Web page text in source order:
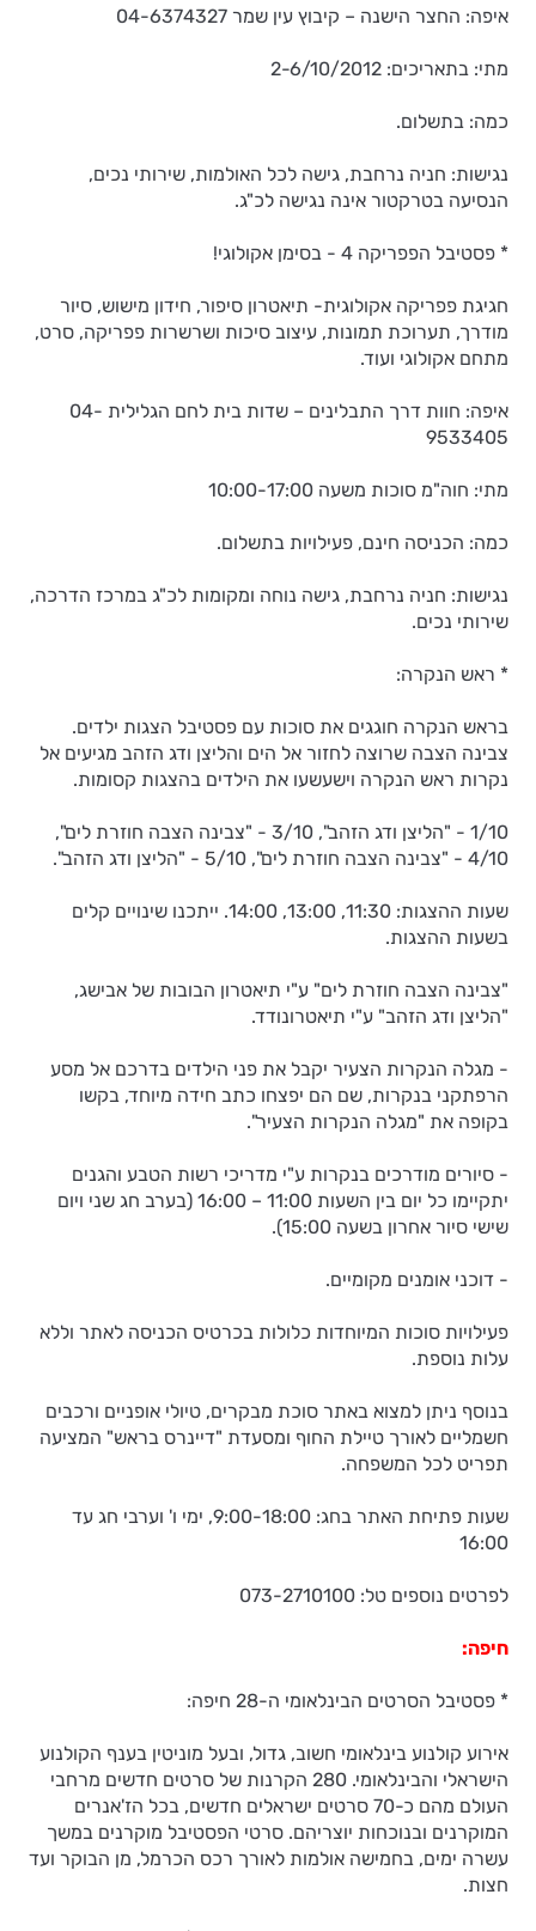
איפה: החצר הישנה – קיבוץ עין שמר 04-6374327
מתי: בתאריכים: 2-6/10/2012
כמה: בתשלום.
נגישות: חניה נרחבת, גישה לכל האולמות, שירותי נכים,
הנסיעה בטרקטור אינה נגישה לכ"ג.
* פסטיבל הפפריקה 4 - בסימן אקולוגי!
חגיגת פפריקה אקולוגית- תיאטרון סיפור, חידון מישוש, סיור
מודרך, תערוכת תמונות, עיצוב סיכות ושרשרות פפריקה, סרט,
מתחם אקולוגי ועוד.
איפה: חוות דרך התבלינים – שדות בית לחם הגלילית 04-
9533405
מתי: חוה"מ סוכות משעה 10:00-17:00
כמה: הכניסה חינם, פעילויות בתשלום.
נגישות: חניה נרחבת, גישה נוחה ומקומות לכ"ג במרכז הדרכה,
שירותי נכים.
* ראש הנקרה:
בראש הנקרה חוגגים את סוכות עם פסטיבל הצגות ילדים.
צבינה הצבה שרוצה לחזור אל הים והליצן ודג הזהב מגיעים אל
נקרות ראש הנקרה וישעשעו את הילדים בהצגות קסומות.
1/10 - "הליצן ודג הזהב", 3/10 - "צבינה הצבה חוזרת לים",
4/10 - "צבינה הצבה חוזרת לים", 5/10 - "הליצן ודג הזהב".
שעות ההצגות: 11:30, 13:00, 14:00. ייתכנו שינויים קלים
בשעות ההצגות.
"צבינה הצבה חוזרת לים" ע"י תיאטרון הבובות של אבישג,
"הליצן ודג הזהב" ע"י תיאטרונודד.
- מגלה הנקרות הצעיר יקבל את פני הילדים בדרכם אל מסע
הרפתקני בנקרות, שם הם יפצחו כתב חידה מיוחד, בקשו
בקופה את "מגלה הנקרות הצעיר".
- סיורים מודרכים בנקרות ע"י מדריכי רשות הטבע והגנים
יתקיימו כל יום בין השעות 11:00 – 16:00 (בערב חג שני ויום
שישי סיור אחרון בשעה 15:00).
- דוכני אומנים מקומיים.
פעילויות סוכות המיוחדות כלולות בכרטיס הכניסה לאתר וללא
עלות נוספת.
בנוסף ניתן למצוא באתר סוכת מבקרים, טיולי אופניים ורכבים
חשמליים לאורך טיילת החוף ומסעדת "דיינרס בראש" המציעה
תפריט לכל המשפחה.
שעות פתיחת האתר בחג: 9:00-18:00, ימי ו' וערבי חג עד
16:00
לפרטים נוספים טל: 073-2710100
חיפה:
* פסטיבל הסרטים הבינלאומי ה-28 חיפה:
אירוע קולנוע בינלאומי חשוב, גדול, ובעל מוניטין בענף הקולנוע
הישראלי והבינלאומי. 280 הקרנות של סרטים חדשים מרחבי
העולם מהם כ-70 סרטים ישראלים חדשים, בכל הז'אנרים
המוקרנים ובנוכחות יוצריהם. סרטי הפסטיבל מוקרנים במשך
עשרה ימים, בחמישה אולמות לאורך רכס הכרמל, מן הבוקר ועד
חצות.